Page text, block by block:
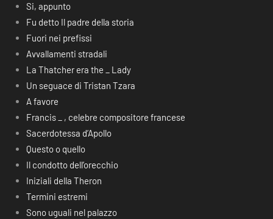
Si, appunto
Fu detto Il padre della storia
Fuori nei prefissi
Avvallamenti stradali
La Thatcher era the _ Lady
Un seguace di Tristan Tzara
A favore
Francis _ , celebre compositore francese
Sacerdotessa d’Apollo
Questo o quello
Il condotto dell’orecchio
Iniziali della Theron
Termini estremi
Sono uguali nel palazzo